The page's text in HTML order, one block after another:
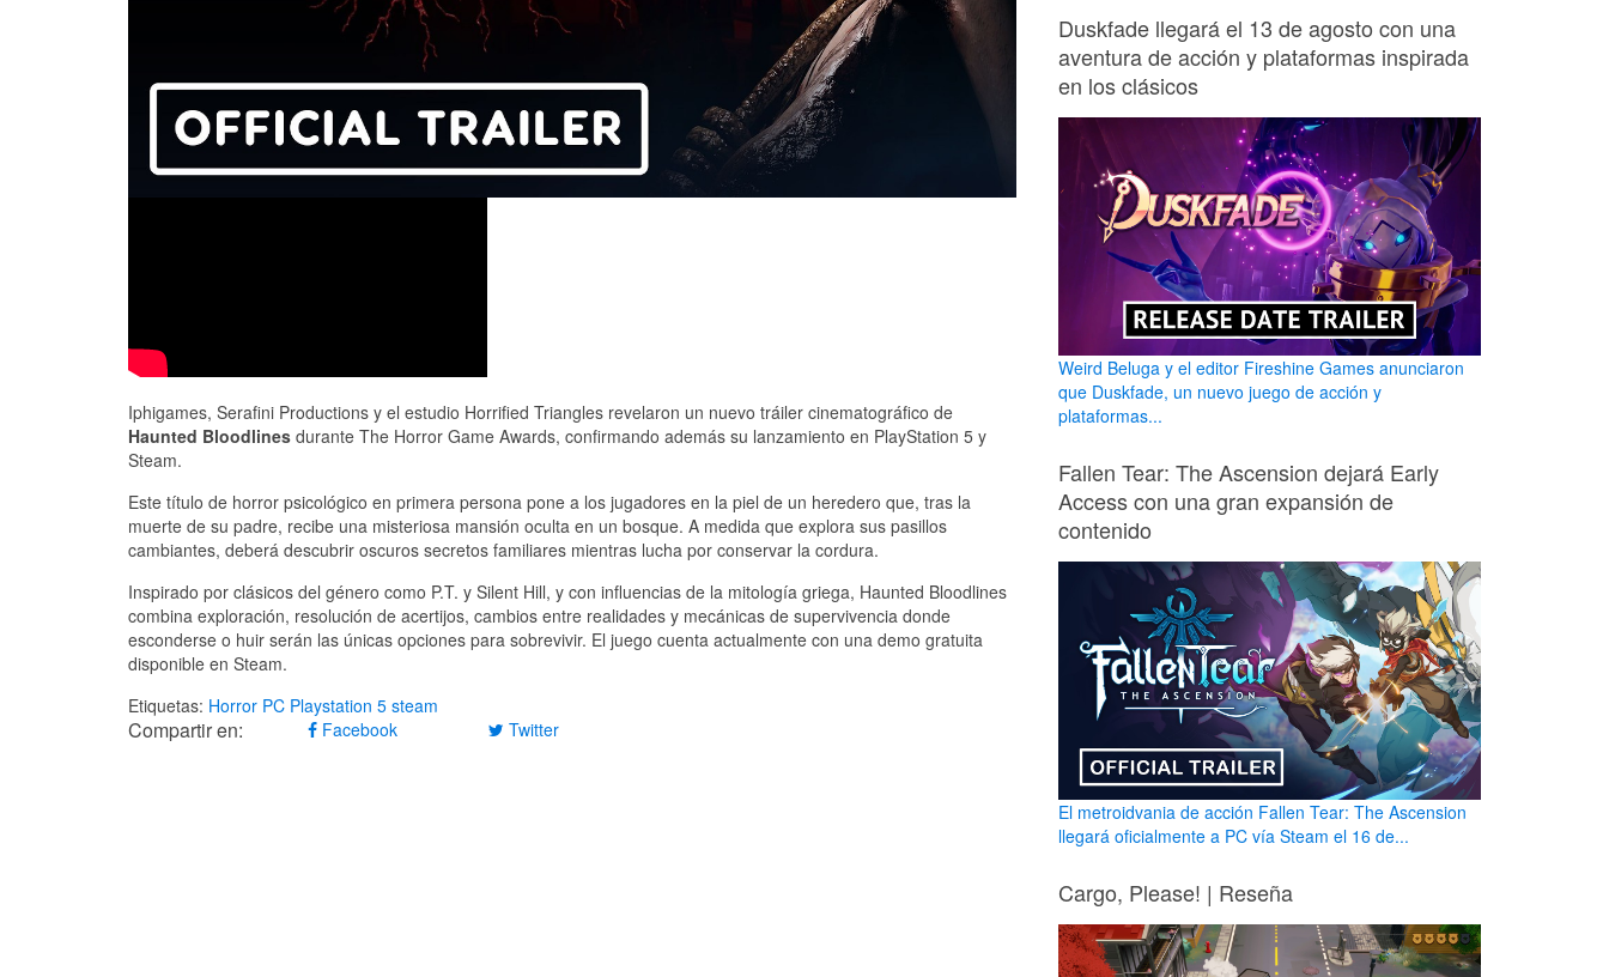
Iphigames, Serafini Productions y el estudio Horrified Triangles revelaron un nuevo tráiler cinematográfico de
Haunted Bloodlines durante The Horror Game Awards, confirmando además su lanzamiento en PlayStation 5 y
Steam.
Este título de horror psicológico en primera persona pone a los jugadores en la piel de un heredero que, tras la
muerte de su padre, recibe una misteriosa mansión oculta en un bosque. A medida que explora sus pasillos
cambiantes, deberá descubrir oscuros secretos familiares mientras lucha por conservar la cordura.
Inspirado por clásicos del género como P.T. y Silent Hill, y con influencias de la mitología griega, Haunted Bloodlines
combina exploración, resolución de acertijos, cambios entre realidades y mecánicas de supervivencia donde
esconderse o huir serán las únicas opciones para sobrevivir. El juego cuenta actualmente con una demo gratuita
disponible en Steam.
Etiquetas: Horror PC Playstation 5 steam
Compartir en: Facebook Twitter
Duskfade llegará el 13 de agosto con una
aventura de acción y plataformas inspirada
en los clásicos
Weird Beluga y el editor Fireshine Games anunciaron
que Duskfade, un nuevo juego de acción y
plataformas...
Fallen Tear: The Ascension dejará Early
Access con una gran expansión de
contenido
El metroidvania de acción Fallen Tear: The Ascension
llegará oficialmente a PC vía Steam el 16 de...
Cargo, Please! | Reseña